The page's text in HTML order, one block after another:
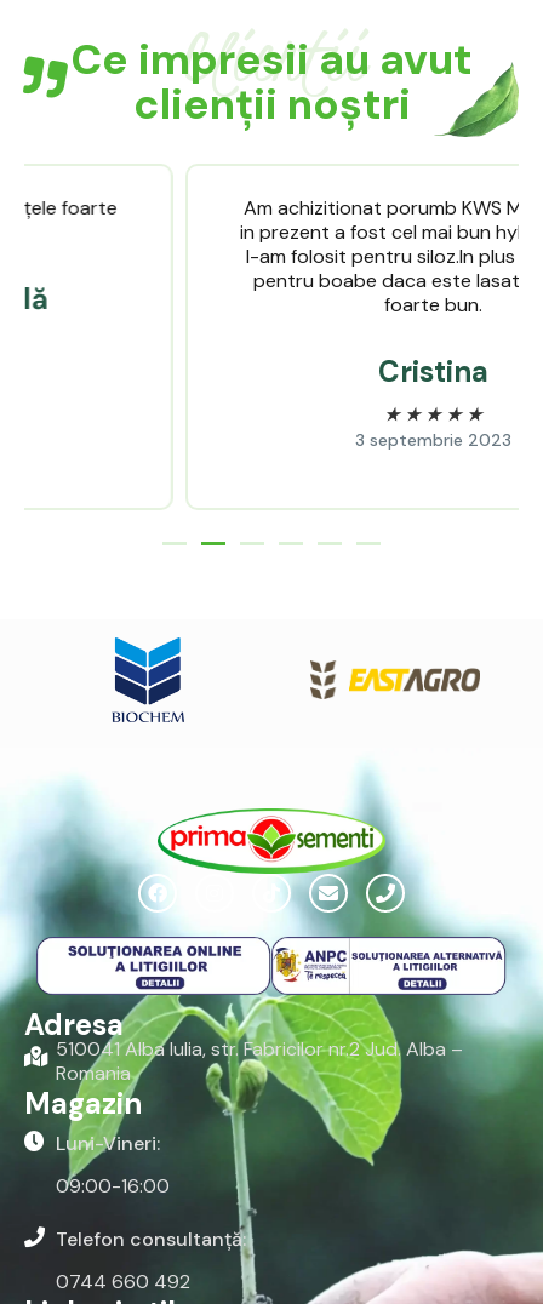
Clientii
Ce impresii au avut
clienții noștri
Am achizitionat porumb KWS Mikado. Pana
in prezent a fost cel mai bun hybrid pe care
l-am folosit pentru siloz.In plus se si coace
pentru boabe daca este lasat. Un hybrid
Adresa
510041 Alba Iulia, str. Fabricilor nr.2 Jud. Alba –
Romania
Magazin
Luni-Vineri:
09:00-16:00
Telefon consultanță:
0744 660 492